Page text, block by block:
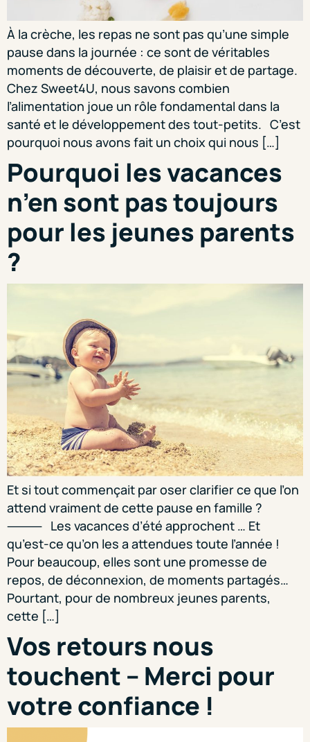
À la crèche, les repas ne sont pas qu’une simple
pause dans la journée : ce sont de véritables
moments de découverte, de plaisir et de partage.
Chez Sweet4U, nous savons combien
l’alimentation joue un rôle fondamental dans la
santé et le développement des tout-petits. C’est
pourquoi nous avons fait un choix qui nous […]
Pourquoi les vacances
n’en sont pas toujours
pour les jeunes parents
?
Et si tout commençait par oser clarifier ce que l’on
attend vraiment de cette pause en famille ?
⸻ Les vacances d’été approchent … Et
qu’est-ce qu’on les a attendues toute l’année !
Pour beaucoup, elles sont une promesse de
repos, de déconnexion, de moments partagés…
Pourtant, pour de nombreux jeunes parents,
cette […]
Vos retours nous
touchent – Merci pour
votre confiance !